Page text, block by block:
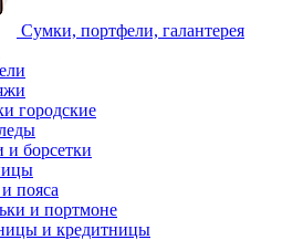
Сумки, портфели, галантерея
городские
и борсетки
пояса
и портмоне
и кредитницы